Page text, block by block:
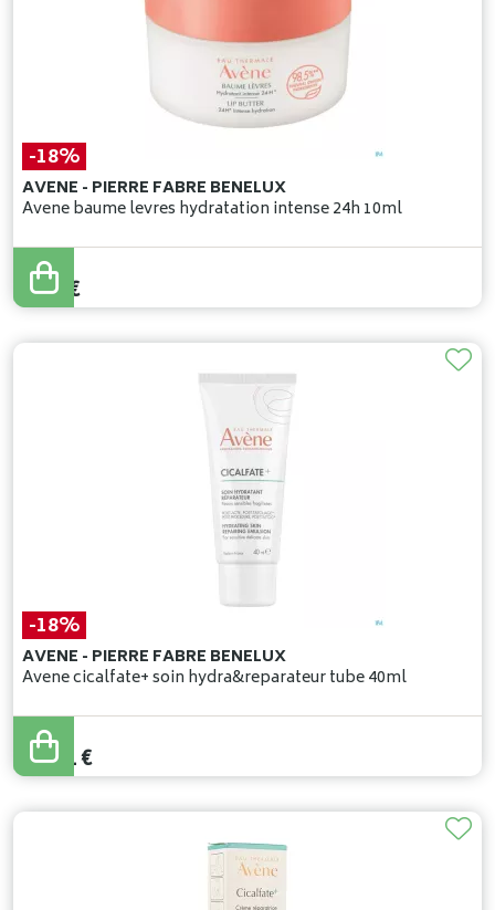
-18%
AVENE - PIERRE FABRE BENELUX
Avene baume levres hydratation intense 24h 10ml
11,50
9,43 €
-18%
AVENE - PIERRE FABRE BENELUX
Avene cicalfate+ soin hydra&reparateur tube 40ml
15,50
12,71€